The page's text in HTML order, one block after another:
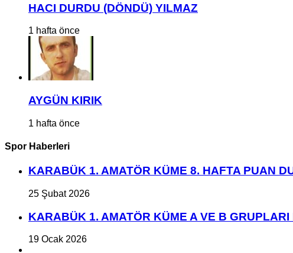
HACI DURDU (DÖNDÜ) YILMAZ
1 hafta önce
AYGÜN KIRIK
1 hafta önce
Spor Haberleri
KARABÜK 1. AMATÖR KÜME 8. HAFTA PUAN
25 Şubat 2026
KARABÜK 1. AMATÖR KÜME A VE B GRUPLARI
19 Ocak 2026